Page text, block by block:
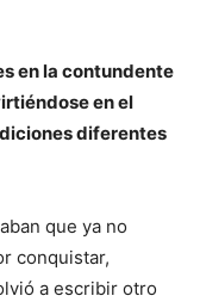
en la contundente
en el
diferentes
que ya no
conquistar,
a escribir otro